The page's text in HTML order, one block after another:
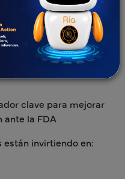
de los plazos de
en
clave para mejorar
ante la FDA
están invirtiendo en: